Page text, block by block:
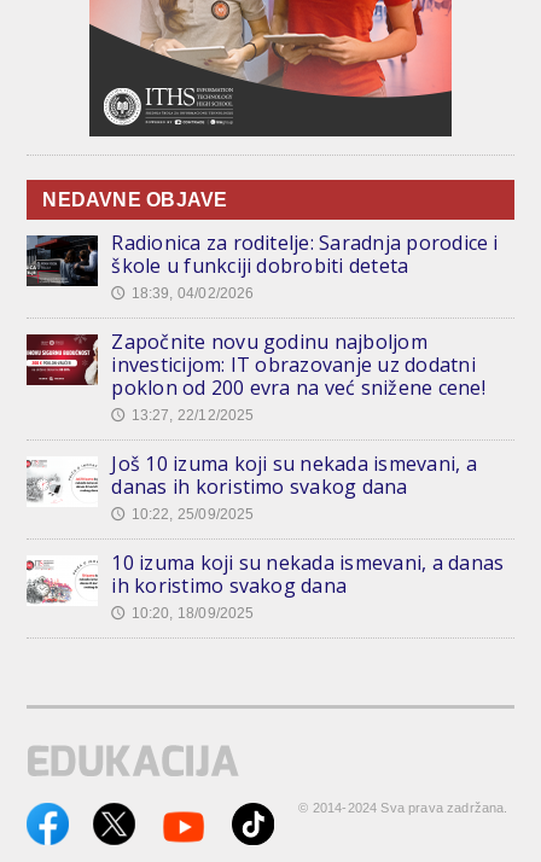
NEDAVNE OBJAVE
Radionica za roditelje: Saradnja porodice i
škole u funkciji dobrobiti deteta
🕔 18:39, 04/02/2026
Započnite novu godinu najboljom
investicijom: IT obrazovanje uz dodatni
poklon od 200 evra na već snižene cene!
🕔 13:27, 22/12/2025
Još 10 izuma koji su nekada ismevani, a
danas ih koristimo svakog dana
🕔 10:22, 25/09/2025
10 izuma koji su nekada ismevani, a danas
ih koristimo svakog dana
🕔 10:20, 18/09/2025
© 2014-2024 Sva prava zadržana.